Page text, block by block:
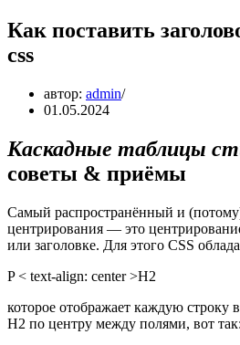
Как поставить
css
автор: admin
01.05.2024
Каскадные таблицы
советы & приёмы
Самый распространённый и
центрирования — это
или заголовке. Для этого CSS
P < text-align: center >H2
которое отображает каждую строку
H2 по центру между полями, вот так: